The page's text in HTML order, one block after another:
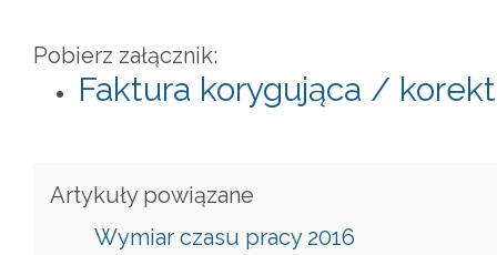
Pobierz załącznik:
Faktura korygująca /
Artykuły powiązane
Wymiar czasu pracy 2016